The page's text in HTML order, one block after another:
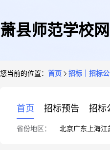
萧县师范学校
您当前的位置： 首页 招标｜招标
首页 招标预告 招标
省份地区： 北京广东 上海江